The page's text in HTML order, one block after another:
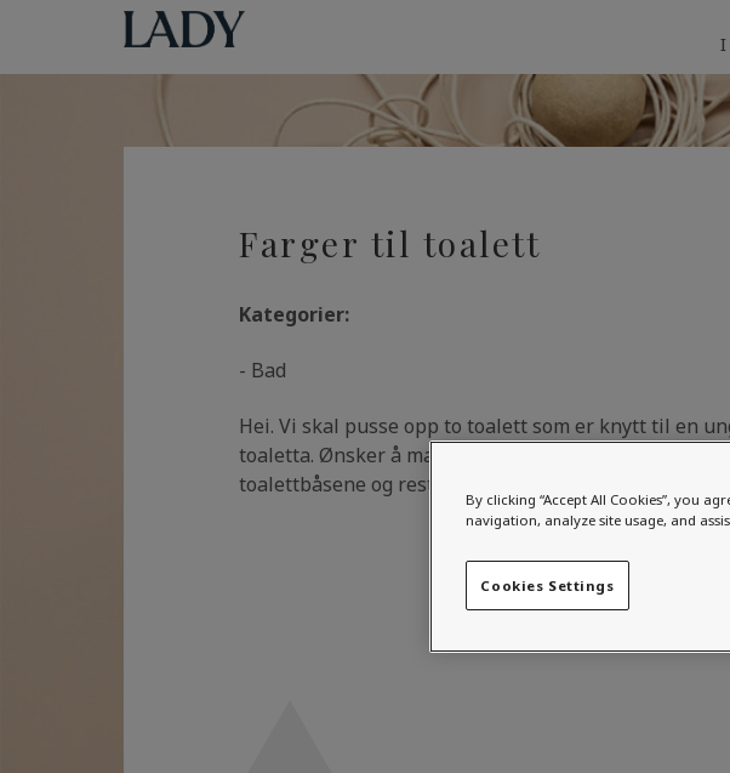
Farger til toalett
Kategorier:
- Bad
Hei. Vi skal pusse opp to toalett som er knytt til en
toaletta. Ønsker å male desse romma. Gjerne
toalettbåsene og resten av rommar. Jente og
By clicking “Accept All Cookies”, you
navigation, analyze site usage, and
Cookies Settings